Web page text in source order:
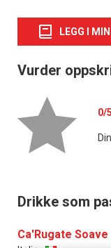
LEGG I
Vurder
0/5
Drikke som
Ca'Rugate